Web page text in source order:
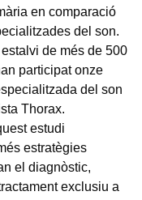
en comparació
del son.
de més de 500
participat onze
del son
Thorax.
estudi
estratègies
el diagnòstic,
exclusiu a